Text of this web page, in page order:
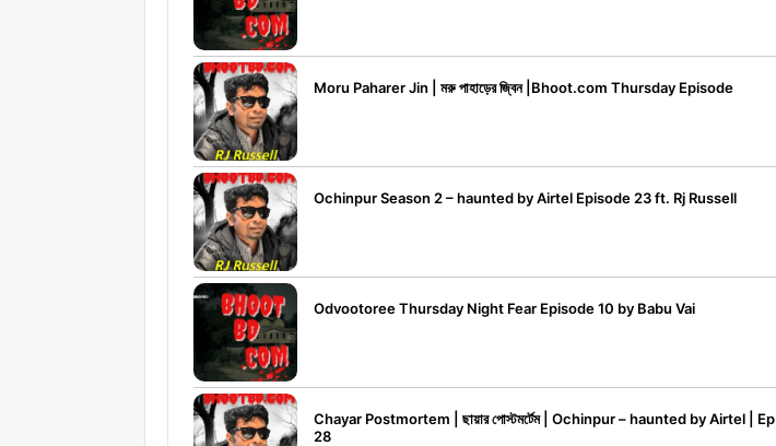
Moru Paharer Jin | মরু পাহাড়ের জ্বিন |Bhoot.com Thursday Episode
Ochinpur Season 2 – haunted by Airtel Episode 23 ft. Rj Russell
Odvootoree Thursday Night Fear Episode 10 by Babu Vai
Chayar Postmortem | ছায়ার পোস্টমর্টেম | Ochinpur – haunted by Airtel | Ep
28